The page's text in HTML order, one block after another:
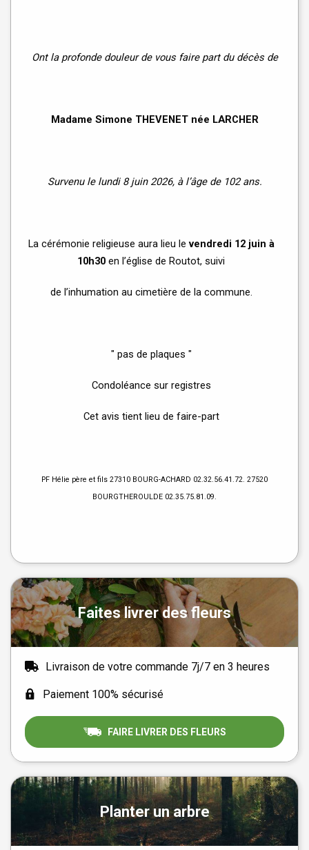
Ont la profonde douleur de vous faire part du décès de
Madame Simone THEVENET née LARCHER
Survenu le lundi 8 juin 2026, à l’âge de 102 ans.
La cérémonie religieuse aura lieu levendredi 12 juin à
10h30 en l’église de Routot, suivi
de l’inhumation au cimetière de la commune.
" pas de plaques "
Condoléance sur registres
Cet avis tient lieu de faire-part
PF Hélie père et fils 27310 BOURG-ACHARD 02.32.56.41.72. 27520
BOURGTHEROULDE 02.35.75.81.09.
Faites livrer des fleurs
Livraison de votre commande 7j/7 en 3 heures
Paiement 100% sécurisé
FAIRE LIVRER DES FLEURS
Planter un arbre